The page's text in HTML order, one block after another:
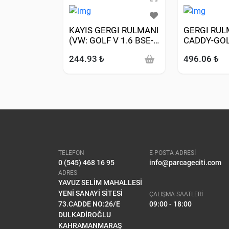
KAYIS GERGI RULMANI
(VW: GOLF V 1.6 BSE-
CLASIC 1.6 AKL-GOLF
244.93 ₺
GERGI
CADDY-
1.6-1.8-
496.06 ₺
TELEFON
0 (545) 468 16 95
E-POSTA ADRESİ
info@parcageciti.com
ADRES
YAVUZ SELİM MAHALLESİ
YENİ SANAYİ SİTESİ
73.CADDE NO:26/E
DULKADİROĞLU
KAHRAMANMARAŞ
ÇALIŞMA SAATLERİ
09:00 - 18:00